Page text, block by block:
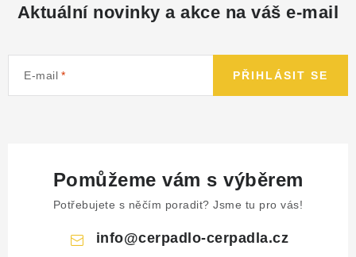
Aktuální novinky a akce na váš e-mail
E-mail PŘIHLÁSIT SE
Pomůžeme vám s výběrem
Potřebujete s něčím poradit? Jsme tu pro vás!
info@cerpadlo-cerpadla.cz